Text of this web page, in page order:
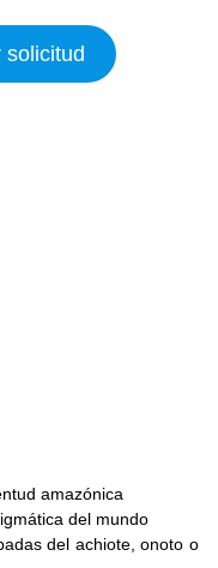
solicitud
amazónica
del mundo
del achiote, onoto o